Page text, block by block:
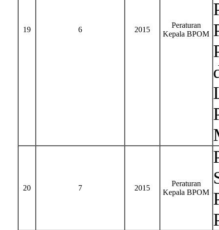
19 6 2015
Peraturan
Kepala BPOM
20 7 2015
Peraturan
Kepala BPOM